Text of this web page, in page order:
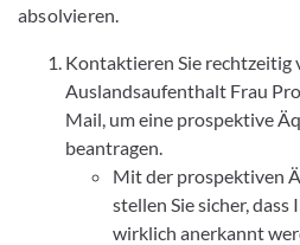
absolvieren.
Kontaktieren Sie rechtzeitig
Auslandsaufenthalt Frau
Mail, um eine prospektive
beantragen.
Mit der prospektiven
stellen Sie sicher,
wirklich anerkannt